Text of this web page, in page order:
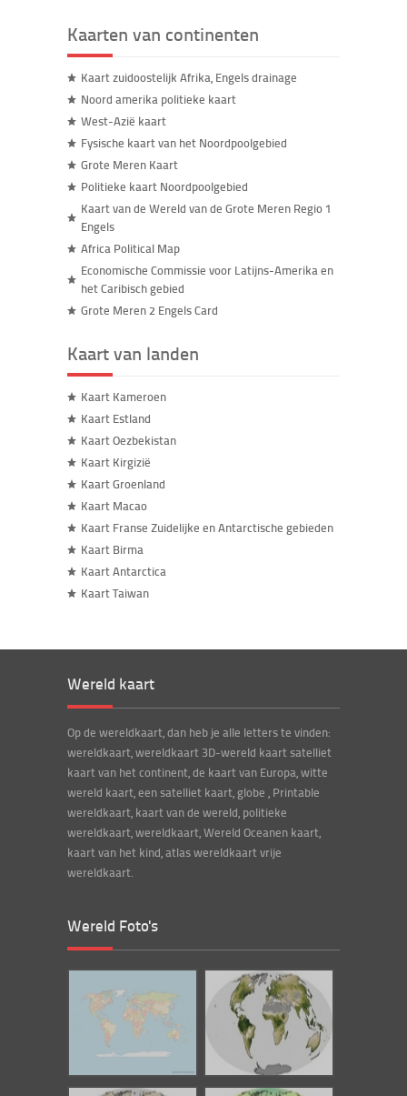
Kaarten van continenten
Kaart zuidoostelijk Afrika, Engels drainage
Noord amerika politieke kaart
West-Azië kaart
Fysische kaart van het Noordpoolgebied
Grote Meren Kaart
Politieke kaart Noordpoolgebied
Kaart van de Wereld van de Grote Meren Regio 1
Engels
Africa Political Map
Economische Commissie voor Latijns-Amerika en
het Caribisch gebied
Grote Meren 2 Engels Card
Kaart van landen
Kaart Kameroen
Kaart Estland
Kaart Oezbekistan
Kaart Kirgizië
Kaart Groenland
Kaart Macao
Kaart Franse Zuidelijke en Antarctische gebieden
Kaart Birma
Kaart Antarctica
Kaart Taiwan
Wereld kaart
Op de wereldkaart, dan heb je alle letters te vinden:
wereldkaart, wereldkaart 3D-wereld kaart satelliet
kaart van het continent, de kaart van Europa, witte
wereld kaart, een satelliet kaart, globe , Printable
wereldkaart, kaart van de wereld, politieke
wereldkaart, wereldkaart, Wereld Oceanen kaart,
kaart van het kind, atlas wereldkaart vrije
wereldkaart.
Wereld Foto's